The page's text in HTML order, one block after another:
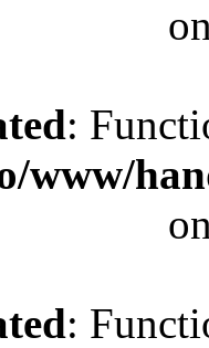
:
www/
: